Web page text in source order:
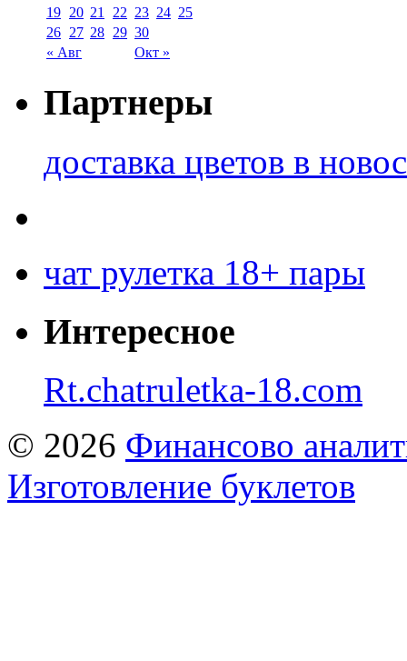
« Авг Окт »
19 20 21 22 23 24 25
26 27 28 29 30
Партнеры
доставка цветов в
чат рулетка 18+ пары
Интересное
Rt.chatruletka-18.com
© 2026 Финансово
Изготовление буклетов